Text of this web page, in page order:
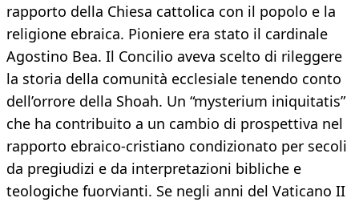
rapporto della Chiesa cattolica con il popolo e la
religione ebraica. Pioniere era stato il cardinale
Agostino Bea. Il Concilio aveva scelto di rileggere
la storia della comunità ecclesiale tenendo conto
dell’orrore della Shoah. Un “mysterium iniquitatis”
che ha contribuito a un cambio di prospettiva nel
rapporto ebraico-cristiano condizionato per secoli
da pregiudizi e da interpretazioni bibliche e
teologiche fuorvianti. Se negli anni del Vaticano II